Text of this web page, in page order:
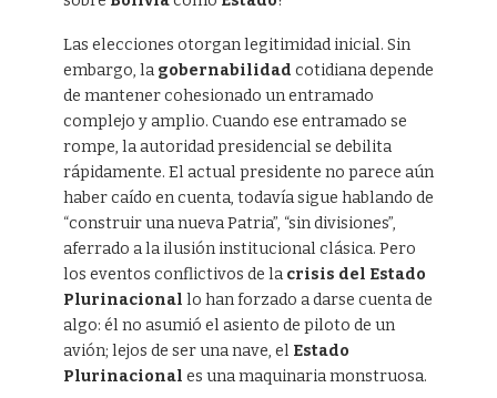
Las elecciones otorgan legitimidad inicial. Sin
embargo, la gobernabilidad cotidiana depende
de mantener cohesionado un entramado
complejo y amplio. Cuando ese entramado se
rompe, la autoridad presidencial se debilita
rápidamente. El actual presidente no parece aún
haber caído en cuenta, todavía sigue hablando de
“construir una nueva Patria”, “sin divisiones”,
aferrado a la ilusión institucional clásica. Pero
los eventos conflictivos de la crisis del Estado
Plurinacional lo han forzado a darse cuenta de
algo: él no asumió el asiento de piloto de un
avión; lejos de ser una nave, el Estado
Plurinacional es una maquinaria monstruosa.